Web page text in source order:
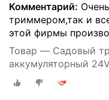
Комментарий:
триммером,так и
этой фирмы
Товар — Садовый
аккумуляторный
об/мин